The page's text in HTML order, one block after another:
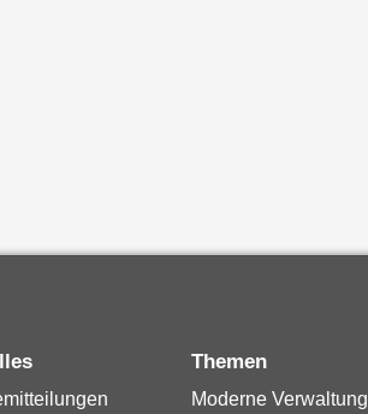
Themen
Moderne Verwaltung